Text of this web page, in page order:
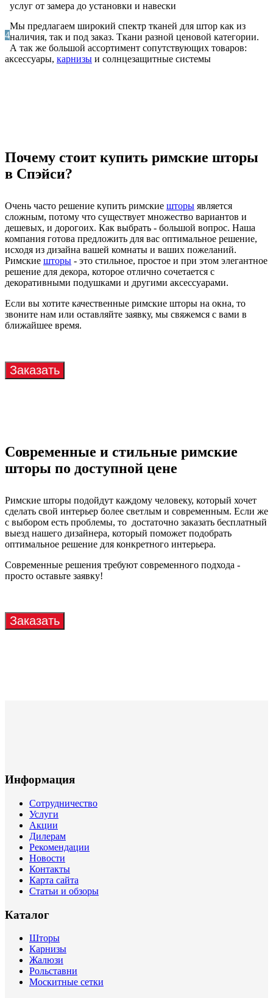
услуг от замера до установки и навески
4
Мы предлагаем широкий спектр тканей для штор как из
наличия, так и под заказ. Ткани разной ценовой категории.
А так же большой ассортимент сопутствующих товаров:
аксессуары, карнизы и солнцезащитные системы
Почему стоит купить римские шторы
в Спэйси?
Очень часто решение купить римские шторы является
сложным, потому что существует множество вариантов и
дешевых, и дорогоих. Как выбрать - большой вопрос. Наша
компания готова предложить для вас оптимальное решение,
исходя из дизайна вашей комнаты и ваших пожеланий.
Римские шторы - это стильное, простое и при этом элегантное
решение для декора, которое отлично сочетается с
декоративными подушками и другими аксессуарами.
Если вы хотите качественные римские шторы на окна, то
звоните нам или оставляйте заявку, мы свяжемся с вами в
ближайшее время.
Современные и стильные римские
шторы по доступной цене
Римские шторы подойдут каждому человеку, который хочет
сделать свой интерьер более светлым и современным. Если же
с выбором есть проблемы, то достаточно заказать бесплатный
выезд нашего дизайнера, который поможет подобрать
оптимальное решение для конкретного интерьера.
Современные решения требуют современного подхода -
просто оставьте заявку!
Информация
Сотрудничество
Услуги
Акции
Дилерам
Рекомендации
Новости
Контакты
Карта сайта
Статьи и обзоры
Каталог
Шторы
Карнизы
Жалюзи
Рольставни
Москитные сетки